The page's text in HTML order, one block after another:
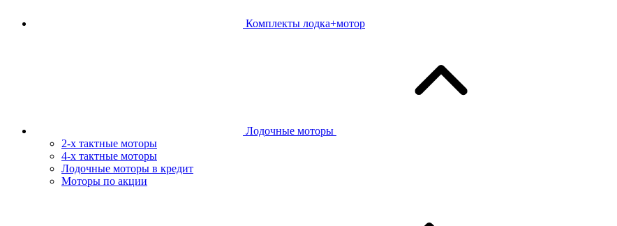
Комплекты лодка+мотор
Лодочные моторы
2-х тактные моторы
4-х тактные моторы
Лодочные моторы в кредит
Моторы по акции